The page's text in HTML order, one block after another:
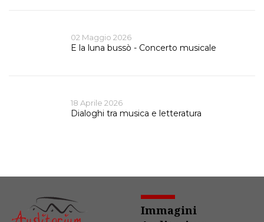
02 Maggio 2026
E la luna bussò - Concerto musicale
18 Aprile 2026
Dialoghi tra musica e letteratura
Immagini